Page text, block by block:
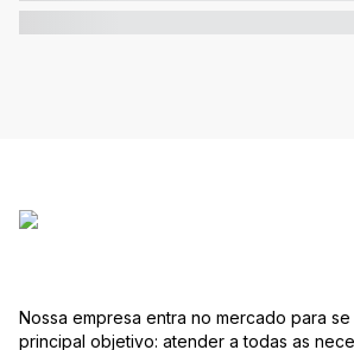
Nossa empresa entra no mercado para
principal objetivo: atender a todas as